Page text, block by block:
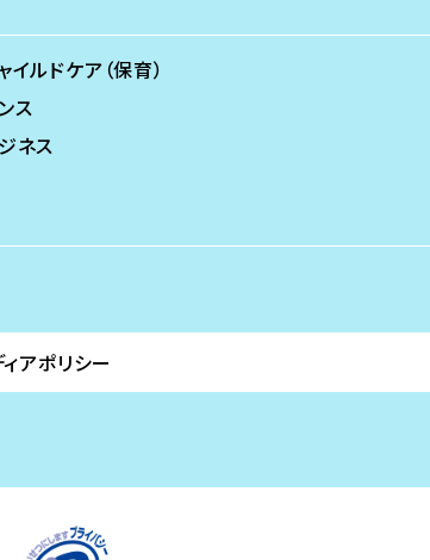
イルドケア（保育）
ス
ネス
アポリシー